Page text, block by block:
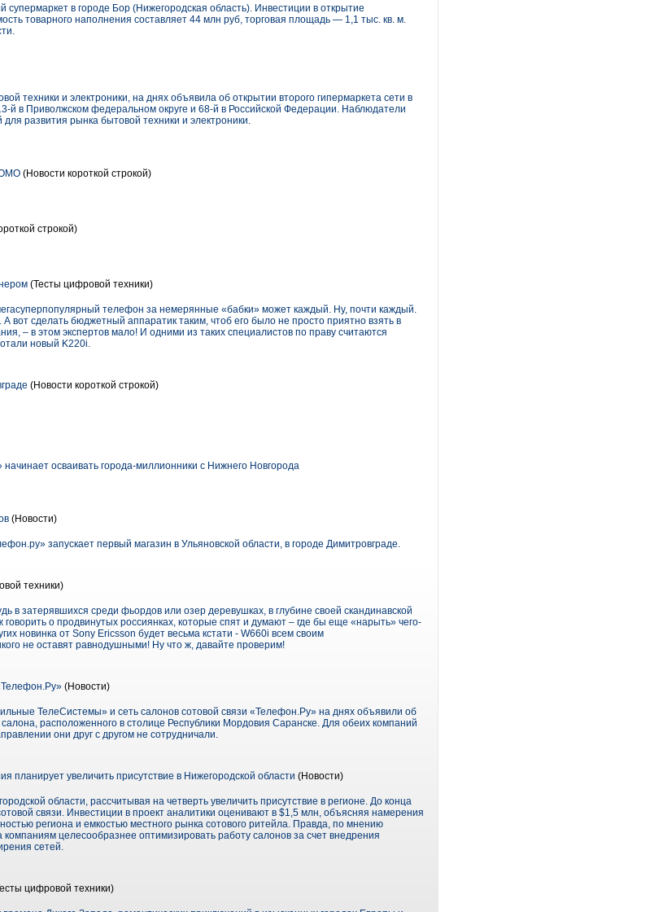
супермаркет в городе Бор (Нижегородская область). Инвестиции в открытие
товарного наполнения составляет 44 млн руб, торговая площадь — 1,1 тыс. кв. м.
техники и электроники, на днях объявила об открытии второго гипермаркета сети в
й в Приволжском федеральном округе и 68-й в Российской Федерации. Наблюдатели
развития рынка бытовой техники и электроники.
(Новости короткой строкой)
строкой)
(Тесты цифровой техники)
телефон за немерянные «бабки» может каждый. Ну, почти каждый.
вот сделать бюджетный аппаратик таким, чтоб его было не просто приятно взять в
– в этом экспертов мало! И одними из таких специалистов по праву считаются
новый K220i.
(Новости короткой строкой)
осваивать города-миллионники с Нижнего Новгорода
(Новости)
запускает первый магазин в Ульяновской области, в городе Димитровграде.
техники)
в затерявшихся среди фьордов или озер деревушках, в глубине своей скандинавской
о продвинутых россиянках, которые спят и думают – где бы еще «нарыть» чего-
новинка от Sony Ericsson будет весьма кстати - W660i всем своим
не оставят равнодушными! Ну что ж, давайте проверим!
(Новости)
ТелеСистемы» и сеть салонов сотовой связи «Телефон.Ру» на днях объявили об
расположенного в столице Республики Мордовия Саранске. Для обеих компаний
они друг с другом не сотрудничали.
планирует увеличить присутствие в Нижегородской области (Новости)
области, рассчитывая на четверть увеличить присутствие в регионе. До конца
связи. Инвестиции в проект аналитики оценивают в $1,5 млн, объясняя намерения
региона и емкостью местного рынка сотового ритейла. Правда, по мнению
компаниям целесообразнее оптимизировать работу салонов за счет внедрения
сетей.
цифровой техники)